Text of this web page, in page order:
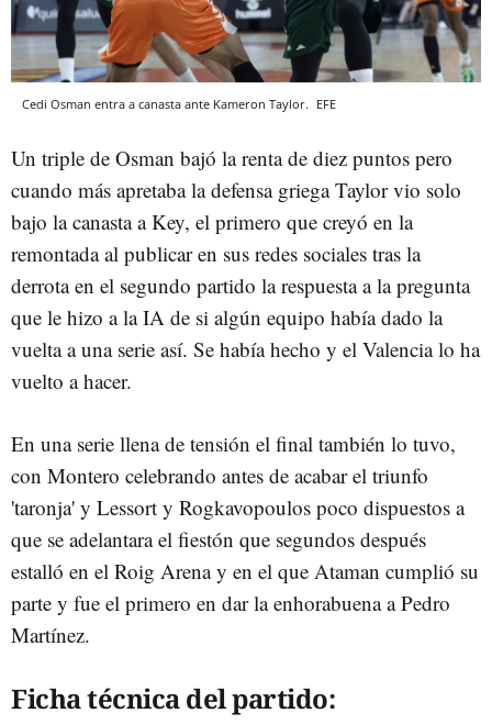
Cedi Osman entra a canasta ante Kameron Taylor. EFE
Un triple de Osman bajó la renta de diez puntos pero
cuando más apretaba la defensa griega Taylor vio solo
bajo la canasta a Key, el primero que creyó en la
remontada al publicar en sus redes sociales tras la
derrota en el segundo partido la respuesta a la pregunta
que le hizo a la IA de si algún equipo había dado la
vuelta a una serie así. Se había hecho y el Valencia lo ha
vuelto a hacer.
En una serie llena de tensión el final también lo tuvo,
con Montero celebrando antes de acabar el triunfo
'taronja' y Lessort y Rogkavopoulos poco dispuestos a
que se adelantara el fiestón que segundos después
estalló en el Roig Arena y en el que Ataman cumplió su
parte y fue el primero en dar la enhorabuena a Pedro
Martínez.
Ficha técnica del partido: